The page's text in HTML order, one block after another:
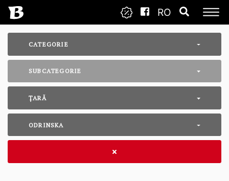
RO
CATEGORIE
SUBCATEGORIE
ȚARĂ
ODRINSKA